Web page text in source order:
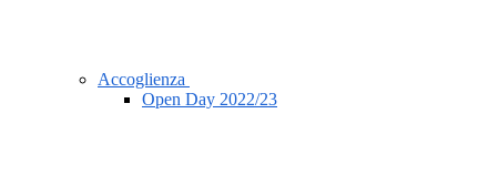
Accoglienza
Open Day 2022/23